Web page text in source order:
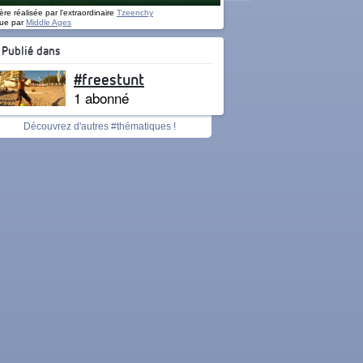
réalisée par l'extraordinaire Tzeenchy
parMiddle Ages
Publié dans
#freestunt
1 abonné
Découvrez d'autres #thématiques !